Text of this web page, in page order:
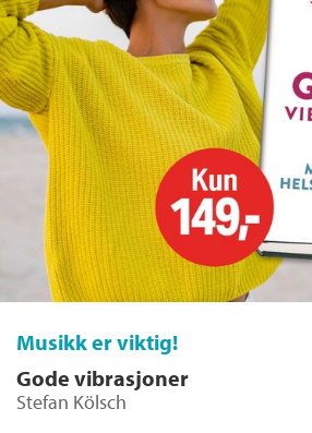
Musikk er viktig!
Gode vibrasjoner
Stefan Kölsch